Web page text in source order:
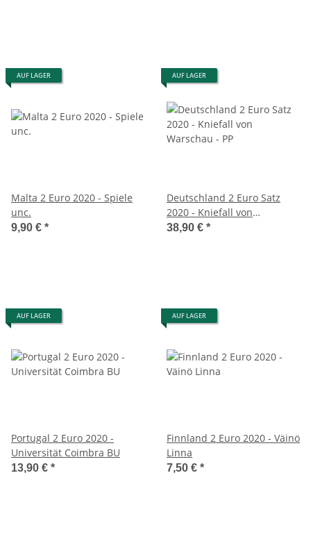
AUF LAGER
Malta 2 Euro 2020 - Spiele
unc.
9,90 € *
AUF LAGER
Deutschland 2 Euro Satz
2020 - Kniefall von
Warschau - PP
38,90 € *
AUF LAGER
Portugal 2 Euro 2020 -
Universität Coimbra BU
13,90 € *
AUF LAGER
Finnland 2 Euro 2020 - Väinö
Linna
7,50 € *